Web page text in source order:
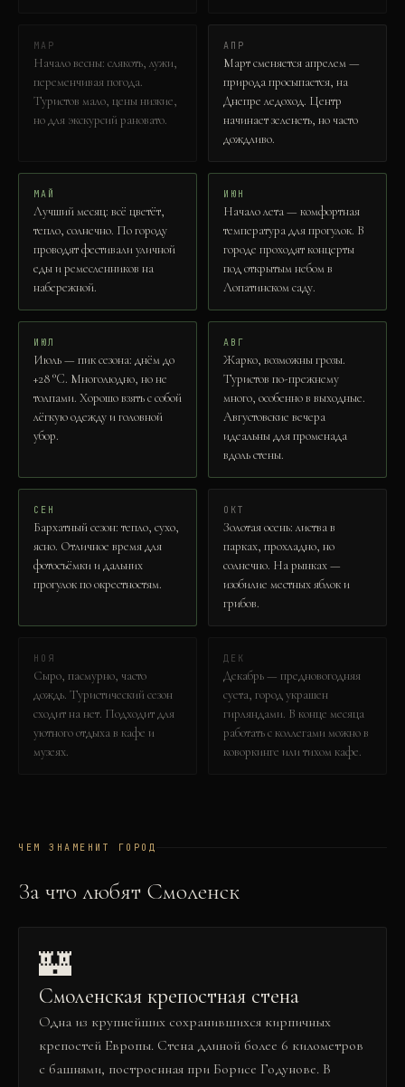
МАР
Начало весны: слякоть, лужи,
переменчивая погода.
Туристов мало, цены низкие,
но для экскурсий рановато.
АПР
Март сменяется апрелем —
природа просыпается, на
Днепре ледоход. Центр
начинает зеленеть, но часто
дождливо.
МАЙ
Лучший месяц: всё цветёт,
тепло, солнечно. По городу
проводят фестивали уличной
еды и ремесленников на
набережной.
ИЮН
Начало лета — комфортная
температура для прогулок. В
городе проходят концерты
под открытым небом в
Лопатинском саду.
ИЮЛ
Июль — пик сезона: днём до
+28 °C. Многолюдно, но не
толпами. Хорошо взять с собой
лёгкую одежду и головной
убор.
АВГ
Жарко, возможны грозы.
Туристов по-прежнему
много, особенно в выходные.
Августовские вечера
идеальны для променада
вдоль стены.
СЕН
Бархатный сезон: тепло, сухо,
ясно. Отличное время для
фотосъёмки и дальних
прогулок по окрестностям.
ОКТ
Золотая осень: листва в
парках, прохладно, но
солнечно. На рынках —
изобилие местных яблок и
грибов.
НОЯ
Сыро, пасмурно, часто
дождь. Туристический сезон
сходит на нет. Подходит для
уютного отдыха в кафе и
музеях.
ДЕК
Декабрь — предновогодняя
суета, город украшен
гирляндами. В конце месяца
работать с коллегами можно в
коворкинге или тихом кафе.
ЧЕМ ЗНАМЕНИТ ГОРОД
За что любят Смоленск
🏰
Смоленская крепостная стена
Одна из крупнейших сохранившихся кирпичных
крепостей Европы. Стена длиной более 6 километров
с башнями, построенная при Борисе Годунове. В